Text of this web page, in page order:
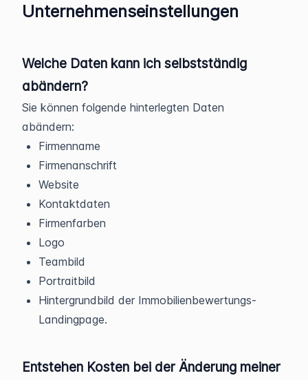
Unternehmenseinstellungen
Welche Daten kann ich selbstständig
abändern?
Sie können folgende hinterlegten Daten
abändern:
Firmenname
Firmenanschrift
Website
Kontaktdaten
Firmenfarben
Logo
Teambild
Portraitbild
Hintergrundbild der Immobilienbewertungs-
Landingpage.
Entstehen Kosten bei der Änderung meiner